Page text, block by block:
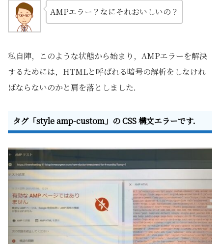
AMPエラー？なにそれおいしいの？
私自陣，このような状態から始まり，AMPエラーを解決
するためには，HTMLと呼ばれる暗号の解析をしなけれ
ばならないのかと肩を落としました．
タグ「style amp-custom」の CSS 構文エラーです．